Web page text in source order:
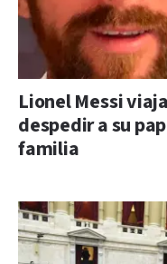
Lionel Messi
despedir a su
familia